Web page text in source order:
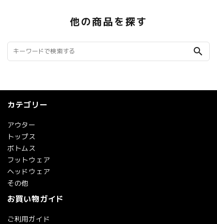
他の商品を探す
search
カテゴリー
アウター
トップス
ボトムス
フットウェア
ヘッドウェア
その他
お買い物ガイド
ご利用ガイド